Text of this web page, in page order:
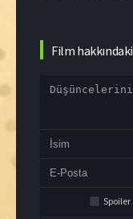
Film
Spoiler